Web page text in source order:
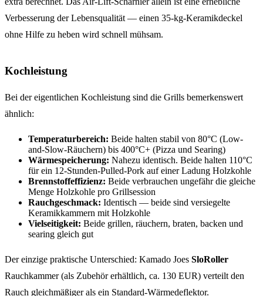
Verbesserung der Lebensqualität — einen 35-kg-Keramikdeckel
ohne Hilfe zu heben wird schnell mühsam.
Kochleistung
Bei der eigentlichen Kochleistung sind die Grills bemerkenswert
ähnlich:
Temperaturbereich: Beide halten stabil von 80°C (Low-
and-Slow-Räuchern) bis 400°C+ (Pizza und Searing)
Wärmespeicherung: Nahezu identisch. Beide halten 110°C
für ein 12-Stunden-Pulled-Pork auf einer Ladung Holzkohle
Brennstoffeffizienz: Beide verbrauchen ungefähr die gleiche
Menge Holzkohle pro Grillsession
Rauchgeschmack: Identisch — beide sind versiegelte
Keramikkammern mit Holzkohle
Vielseitigkeit: Beide grillen, räuchern, braten, backen und
searing gleich gut
Der einzige praktische Unterschied: Kamado Joes SloRoller
Rauchkammer (als Zubehör erhältlich, ca. 130 EUR) verteilt den
Rauch gleichmäßiger als ein Standard-Wärmedeflektor.